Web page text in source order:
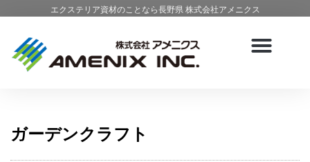
エクステリア資材のことなら長野県 株式会社アメニクス
ガーデンクラフト